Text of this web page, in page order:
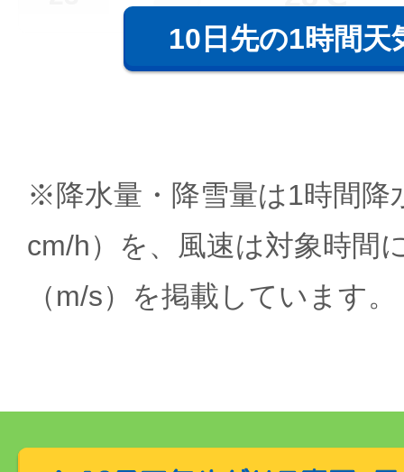
10日先の1時間天
※降水量・降雪量は1時間降
cm/h）を、風速は対象時間
（m/s）を掲載しています。